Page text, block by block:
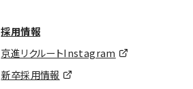
採用情報
京進リクルートInstagram
新卒採用情報